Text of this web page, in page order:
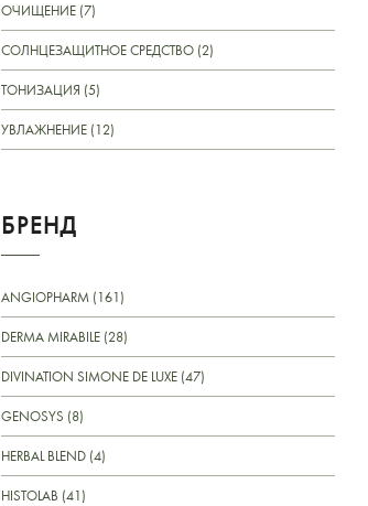
ОЧИЩЕНИЕ (7)
СОЛНЦЕЗАЩИТНОЕ СРЕДСТВО (2)
ТОНИЗАЦИЯ (5)
УВЛАЖНЕНИЕ (12)
БРЕНД
ANGIOPHARM (161)
DERMA MIRABILE (28)
DIVINATION SIMONE DE LUXE (47)
GENOSYS (8)
HERBAL BLEND (4)
HISTOLAB (41)